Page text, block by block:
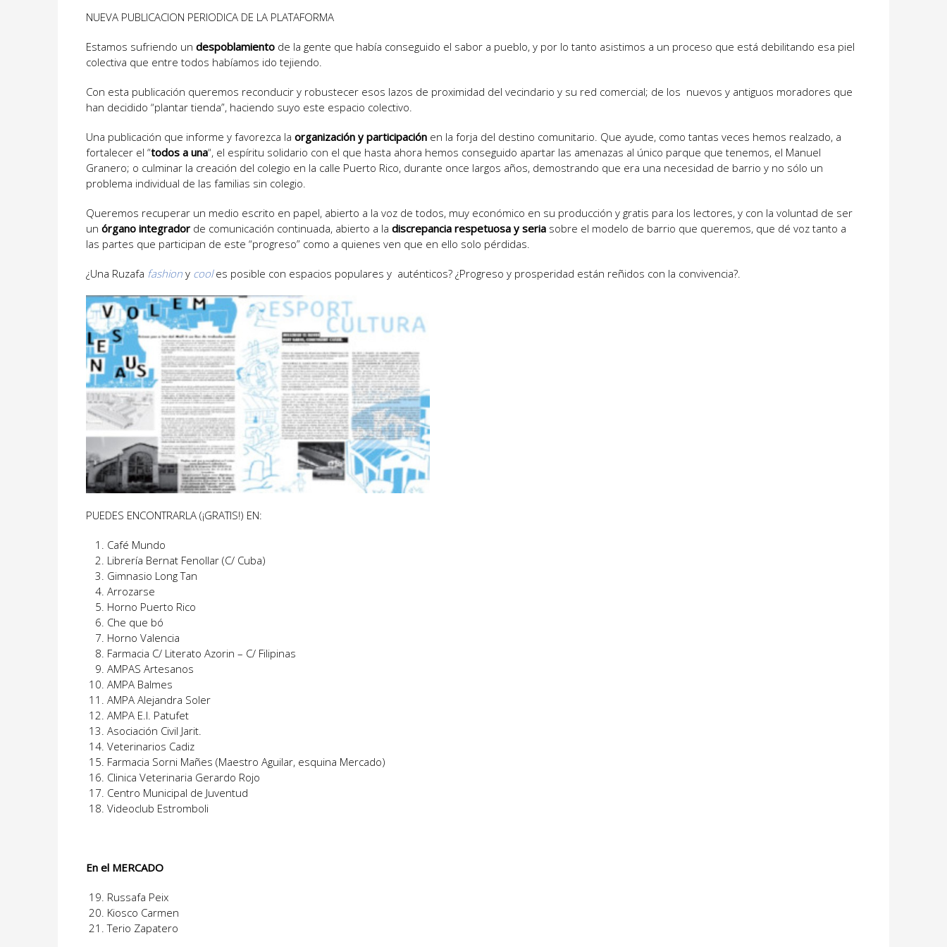
NUEVA PUBLICACION PERIODICA DE LA PLATAFORMA
Estamos sufriendo un despoblamiento de la gente que había conseguido el sabor a pueblo, y por lo tanto asistimos a un proceso que está debilitando esa piel
colectiva que entre todos habíamos ido tejiendo.
Con esta publicación queremos reconducir y robustecer esos lazos de proximidad del vecindario y su red comercial; de los nuevos y antiguos moradores que
han decidido “plantar tienda”, haciendo suyo este espacio colectivo.
Una publicación que informe y favorezca la organización y participación en la forja del destino comunitario. Que ayude, como tantas veces hemos realzado, a
fortalecer el “todos a una“, el espíritu solidario con el que hasta ahora hemos conseguido apartar las amenazas al único parque que tenemos, el Manuel
Granero; o culminar la creación del colegio en la calle Puerto Rico, durante once largos años, demostrando que era una necesidad de barrio y no sólo un
problema individual de las familias sin colegio.
Queremos recuperar un medio escrito en papel, abierto a la voz de todos, muy económico en su producción y gratis para los lectores, y con la voluntad de ser
un órgano integrador de comunicación continuada, abierto a la discrepancia respetuosa y seria sobre el modelo de barrio que queremos, que dé voz tanto a
las partes que participan de este “progreso” como a quienes ven que en ello solo pérdidas.
¿Una Ruzafa fashion y cooles posible con espacios populares y auténticos? ¿Progreso y prosperidad están reñidos con la convivencia?.
PUEDES ENCONTRARLA (¡GRATIS!) EN:
Café Mundo
Librería Bernat Fenollar (C/ Cuba)
Gimnasio Long Tan
Arrozarse
Horno Puerto Rico
Che que bó
Horno Valencia
Farmacia C/ Literato Azorin – C/ Filipinas
AMPAS Artesanos
AMPA Balmes
AMPA Alejandra Soler
AMPA E.I. Patufet
Asociación Civil Jarit.
Veterinarios Cadiz
Farmacia Sorni Mañes (Maestro Aguilar, esquina Mercado)
Clinica Veterinaria Gerardo Rojo
Centro Municipal de Juventud
Videoclub Estromboli
En el MERCADO
Russafa Peix
Kiosco Carmen
Terio Zapatero